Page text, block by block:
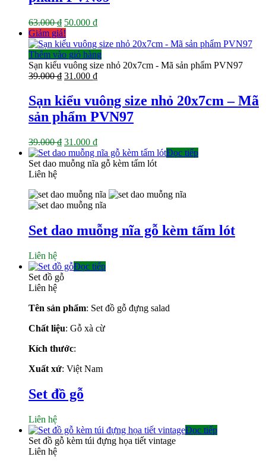
63.000₫ Giá
gốc
là:
63.000 ₫.
50.000 ₫Giá
tại
là:
50.000 ₫.
Giảm giá!
Thêm vào giỏ hàng
Sạn kiểu vuông size nhỏ 20x7cm - Mã sản phẩm PVN97
39.000₫ Giá
là:
39.000 ₫.
31.000 ₫Giá
tại
là:
31.000 ₫.
Sạn kiểu vuông size nhỏ 20x7cm – Mã
sản phẩm PVN97
39.000₫ Giá
gốc
là:
31.000 ₫Giá
hiện
tại
Đọc tiếp
Set dao muỗng nĩa gỗ kèm tấm lót
Liên hệ
Set dao muỗng nĩa gỗ kèm tấm lót
Liên hệ
Đọc tiếp
Set đồ gỗ
Liên hệ
Tên sản phẩm: Set đồ gỗ đựng salad
Chất liệu: Gỗ xà cừ
Kích thước:
Xuất xứ: Việt Nam
Set đồ gỗ
Liên hệ
Đọc tiếp
Set đồ gỗ kèm túi đựng họa tiết vintage
Liên hệ